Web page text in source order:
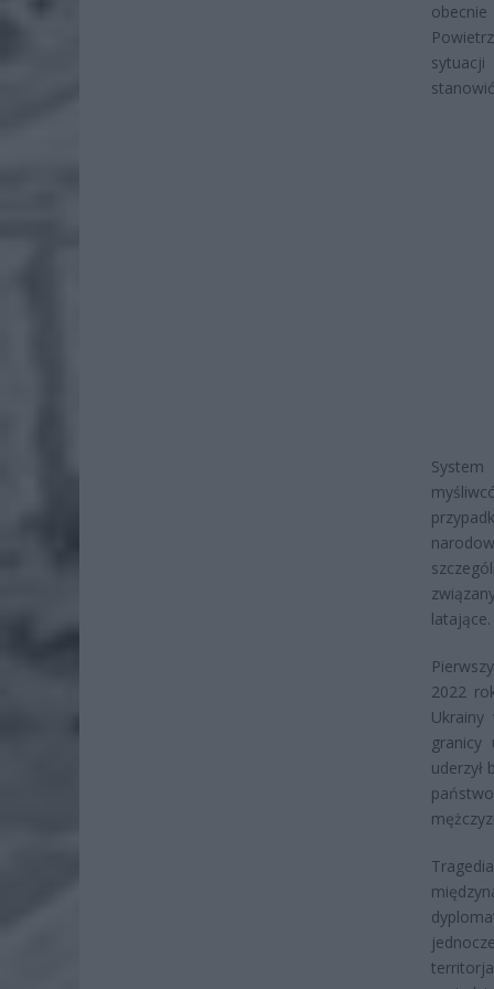
latające.
2022
granicy
uderzył